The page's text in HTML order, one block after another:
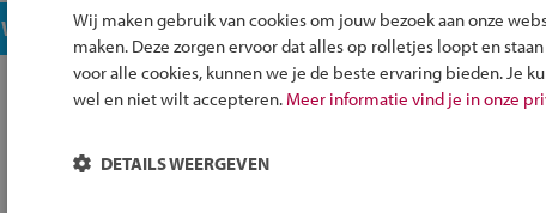
Welk onderwijsconcept past bij jou?
Wij maken gebruik van cookies om jouw bezoek aan onze
maken. Deze zorgen ervoor dat alles op rolletjes loopt en
voor alle cookies, kunnen we je de beste ervaring bieden. Je
wel en niet wilt accepteren. Meer informatie vind je in onze
DETAILS WEERGEVEN